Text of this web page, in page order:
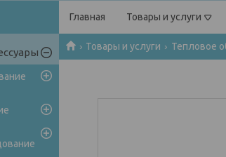
Главная Товары и услуги
Товары и услуги Тепловое